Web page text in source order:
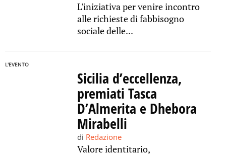
L'iniziativa per venire incontro
alle richieste di fabbisogno
sociale delle...
L'EVENTO
Sicilia d’eccellenza,
premiati Tasca
D’Almerita e Dhebora
Mirabelli
di Redazione
Valore identitario,